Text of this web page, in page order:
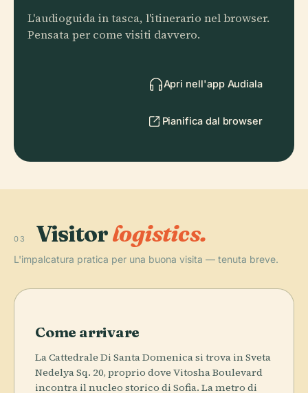
L'audioguida in tasca, l'itinerario nel browser.
Pensata per come visiti davvero.
Apri nell'app Audiala
Pianifica dal browser
03 Visitorlogistics.
L'impalcatura pratica per una buona visita — tenuta breve.
Come arrivare
La Cattedrale Di Santa Domenica si trova in Sveta
Nedelya Sq. 20, proprio dove Vitosha Boulevard
incontra il nucleo storico di Sofia. La metro di